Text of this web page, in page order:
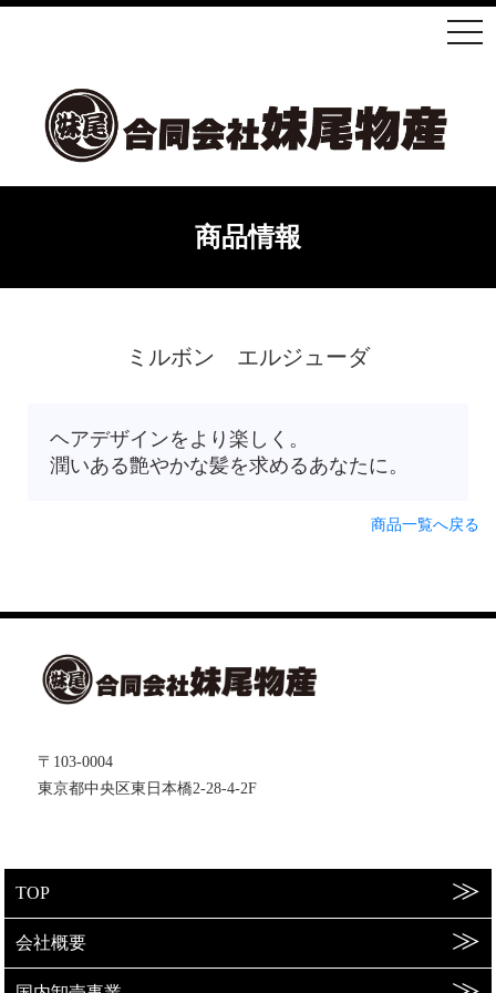
商品情報
ミルボン エルジューダ
ヘアデザインをより楽しく。
潤いある艶やかな髪を求めるあなたに。
商品一覧へ戻る
〒103-0004
東京都中央区東日本橋2-28-4-2F
TOP
会社概要